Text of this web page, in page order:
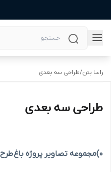
راسا بتن/طراحی سه بعدی
طراحی سه بعدی
0)مجموعه تصاویر پروژه باغ طرح سه بعدی -دید پرنده و ناظر